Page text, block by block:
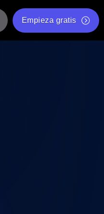
Empieza gratis